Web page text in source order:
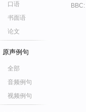
口语
书面语
论文
原声例句
全部
音频例句
视频例句
BBC: